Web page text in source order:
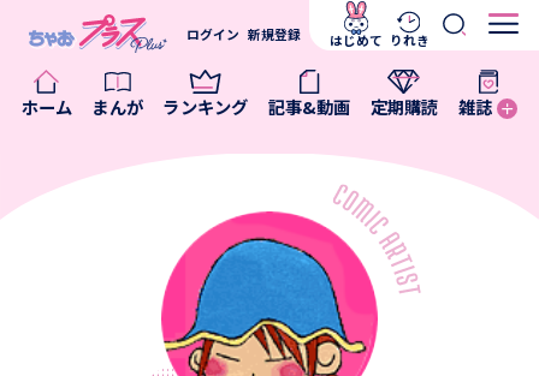
ホーム まんが ランキング 記事&動画 定期購読 雑誌
ログイン 新規登録 はじめて りれき